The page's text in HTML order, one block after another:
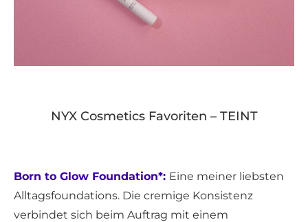
NYX Cosmetics Favoriten – TEINT
Born to Glow Foundation*: Eine meiner liebsten
Alltagsfoundations. Die cremige Konsistenz
verbindet sich beim Auftrag mit einem